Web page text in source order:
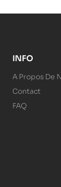
INFO
A Propos De
Contact
FAQ